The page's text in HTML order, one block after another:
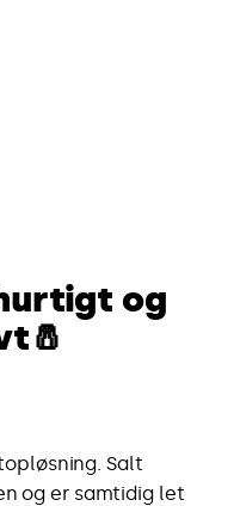
og
🧂
Salt
og er samtidig let